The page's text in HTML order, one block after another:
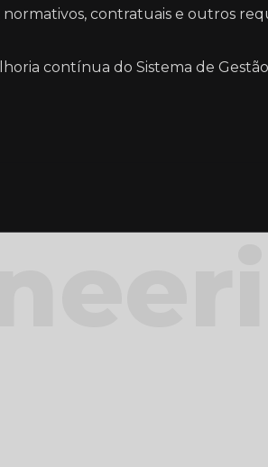
contratuais e outros
contínua do Sistema de